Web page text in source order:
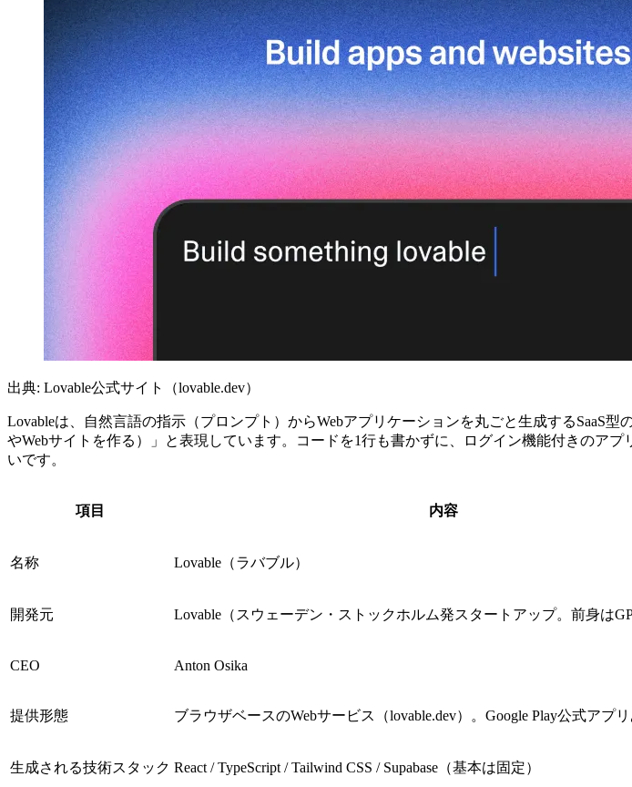
出典: Lovable公式サイト（lovable.dev）
Lovableは、自然言語の指示（プロンプト）からWebアプリケーションを丸ごと生成するSaaS型
やWebサイトを作る）」と表現しています。コードを1行も書かずに、ログイン機能付きのア
いです。
項目 内容
名称 Lovable（ラバブル）
開発元 Lovable（スウェーデン・ストックホルム発スタートアップ。前身は
CEO Anton Osika
提供形態 ブラウザベースのWebサービス（lovable.dev）。Google Play公式アプリ
生成される技術スタック React / TypeScript / Tailwind CSS / Supabase（基本は固定）